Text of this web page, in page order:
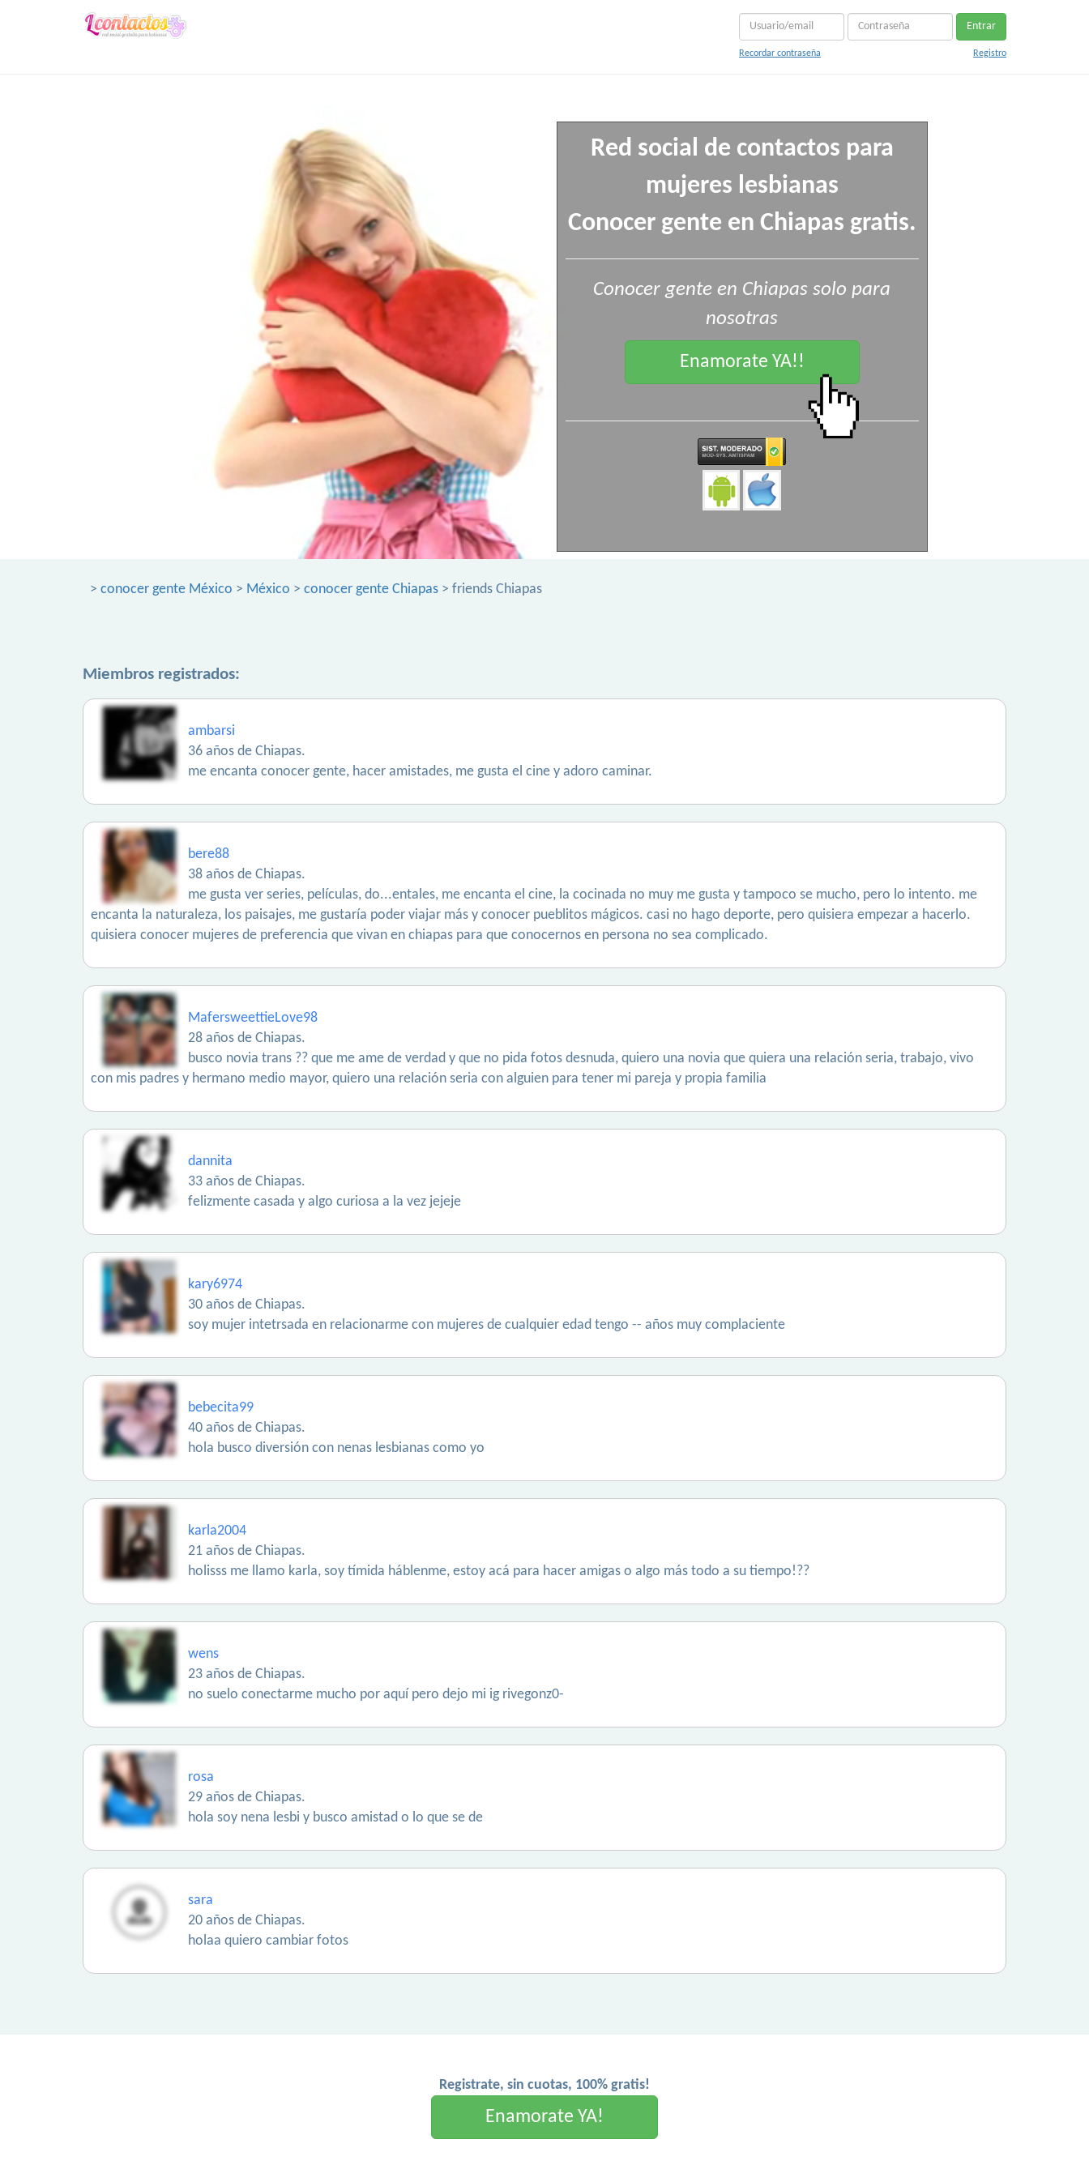
Entrar
Recordar contraseña Registro
Red social de contactos para
mujeres lesbianas
Conocer gente en Chiapas gratis.
Conocer gente en Chiapas solo para
nosotras
Enamorate YA!!
> conocer gente México > México > conocer gente Chiapas > friends Chiapas
Miembros registrados:
ambarsi
36 años de Chiapas.
me encanta conocer gente, hacer amistades, me gusta el cine y adoro caminar.
bere88
38 años de Chiapas.
me gusta ver series, películas, do...entales, me encanta el cine, la cocinada no muy me gusta y tampoco se mucho, pero lo intento. me
encanta la naturaleza, los paisajes, me gustaría poder viajar más y conocer pueblitos mágicos. casi no hago deporte, pero quisiera empezar a hacerlo.
quisiera conocer mujeres de preferencia que vivan en chiapas para que conocernos en persona no sea complicado.
MafersweettieLove98
28 años de Chiapas.
busco novia trans ?? que me ame de verdad y que no pida fotos desnuda, quiero una novia que quiera una relación seria, trabajo, vivo
con mis padres y hermano medio mayor, quiero una relación seria con alguien para tener mi pareja y propia familia
dannita
33 años de Chiapas.
felizmente casada y algo curiosa a la vez jejeje
kary6974
30 años de Chiapas.
soy mujer intetrsada en relacionarme con mujeres de cualquier edad tengo -- años muy complaciente
bebecita99
40 años de Chiapas.
hola busco diversión con nenas lesbianas como yo
karla2004
21 años de Chiapas.
holisss me llamo karla, soy tímida háblenme, estoy acá para hacer amigas o algo más todo a su tiempo!??
wens
23 años de Chiapas.
no suelo conectarme mucho por aquí pero dejo mi ig rivegonz0-
rosa
29 años de Chiapas.
hola soy nena lesbi y busco amistad o lo que se de
sara
20 años de Chiapas.
holaa quiero cambiar fotos
Registrate, sin cuotas, 100% gratis!
Enamorate YA!